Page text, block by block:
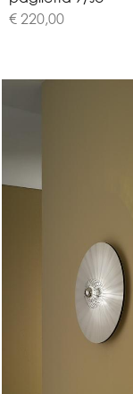
€ 220,00